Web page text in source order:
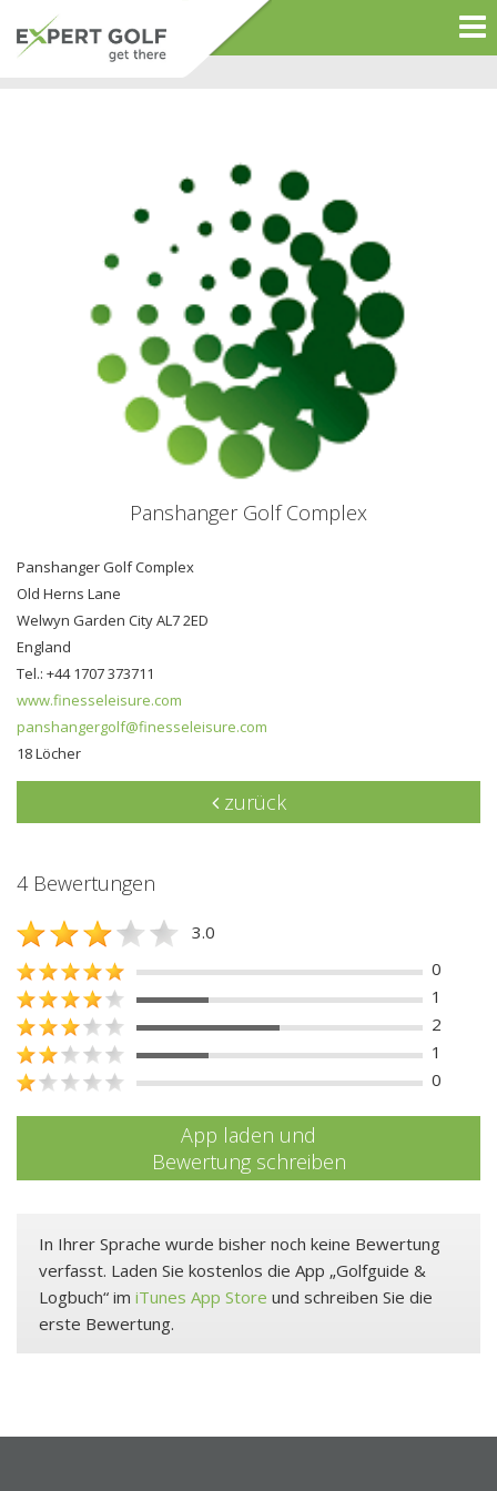
Panshanger Golf Complex
Panshanger Golf Complex
Old Herns Lane
Welwyn Garden City AL7 2ED
England
Tel.: +44 1707 373711
www.finesseleisure.com
panshangergolf@finesseleisure.com
18 Löcher
zurück
4 Bewertungen
3.0
0
1
2
1
0
App laden und
Bewertung schreiben
In Ihrer Sprache wurde bisher noch keine Bewertung
verfasst. Laden Sie kostenlos die App „Golfguide &
Logbuch“ im iTunes App Store und schreiben Sie die
erste Bewertung.